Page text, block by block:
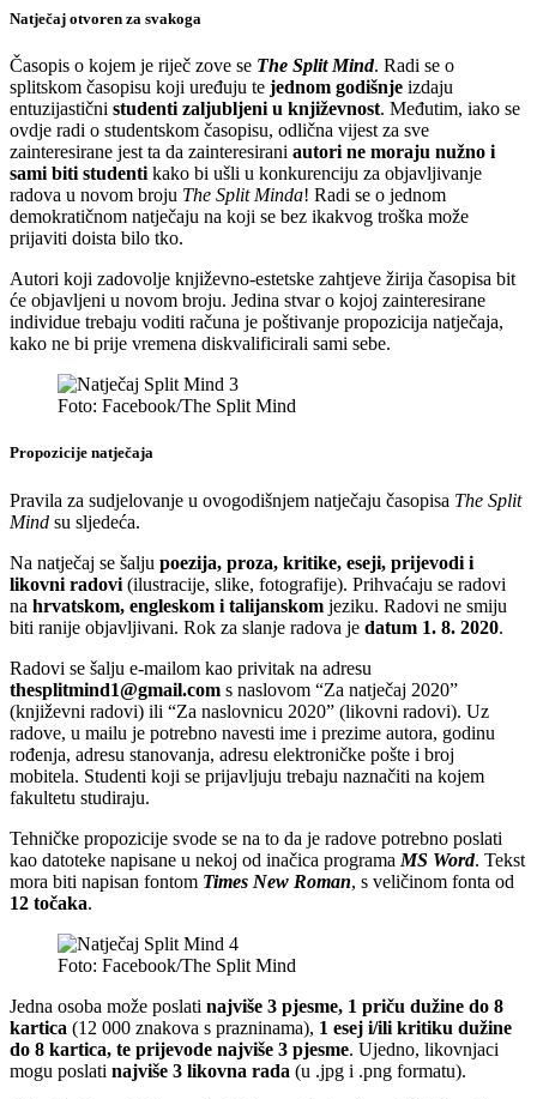
Natječaj otvoren za svakoga
Časopis o kojem je riječ zove se The Split Mind. Radi se o
splitskom časopisu koji uređuju te jednom godišnje izdaju
entuzijastični studenti zaljubljeni u književnost. Međutim, iako se
ovdje radi o studentskom časopisu, odlična vijest za sve
zainteresirane jest ta da zainteresirani autori ne moraju nužno i
sami biti studenti kako bi ušli u konkurenciju za objavljivanje
radova u novom broju The Split Minda! Radi se o jednom
demokratičnom natječaju na koji se bez ikakvog troška može
prijaviti doista bilo tko.
Autori koji zadovolje književno-estetske zahtjeve žirija časopisa bit
će objavljeni u novom broju. Jedina stvar o kojoj zainteresirane
individue trebaju voditi računa je poštivanje propozicija natječaja,
kako ne bi prije vremena diskvalificirali sami sebe.
Foto: Facebook/The Split Mind
Propozicije natječaja
Pravila za sudjelovanje u ovogodišnjem natječaju časopisa The Split
Mind su sljedeća.
Na natječaj se šalju poezija, proza, kritike, eseji, prijevodi i
likovni radovi (ilustracije, slike, fotografije). Prihvaćaju se radovi
na hrvatskom, engleskom i talijanskom jeziku. Radovi ne smiju
biti ranije objavljivani. Rok za slanje radova je datum 1. 8. 2020.
Radovi se šalju e-mailom kao privitak na adresu
thesplitmind1@gmail.com s naslovom “Za natječaj 2020”
(književni radovi) ili “Za naslovnicu 2020” (likovni radovi). Uz
radove, u mailu je potrebno navesti ime i prezime autora, godinu
rođenja, adresu stanovanja, adresu elektroničke pošte i broj
mobitela. Studenti koji se prijavljuju trebaju naznačiti na kojem
fakultetu studiraju.
Tehničke propozicije svode se na to da je radove potrebno poslati
kao datoteke napisane u nekoj od inačica programa MS Word. Tekst
mora biti napisan fontom Times New Roman, s veličinom fonta od
12 točaka.
Foto: Facebook/The Split Mind
Jedna osoba može poslati najviše 3 pjesme, 1 priču dužine do 8
kartica (12 000 znakova s prazninama), 1 esej i/ili kritiku dužine
do 8 kartica, te prijevode najviše 3 pjesme. Ujedno, likovnjaci
mogu poslati najviše 3 likovna rada (u .jpg i .png formatu).